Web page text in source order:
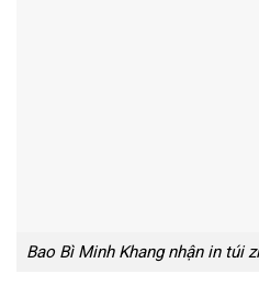
Bao Bì Minh Khang nhận in túi